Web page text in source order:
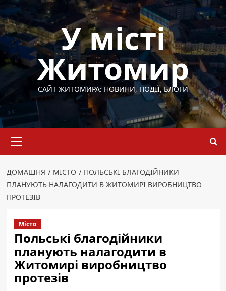
Перейти
до
вмісту
У місті
Житомир
САЙТ ЖИТОМИРА: НОВИНИ, ПОДІЇ, БЛОГИ
меню
ДОМАШНЯ МІСТО
ПОЛЬСЬКІ БЛАГОДІЙНИКИ
ПЛАНУЮТЬ НАЛАГОДИТИ В ЖИТОМИРІ ВИРОБНИЦТВО
ПРОТЕЗІВ
Місто
Польські благодійники
планують налагодити в
Житомирі виробництво
протезів